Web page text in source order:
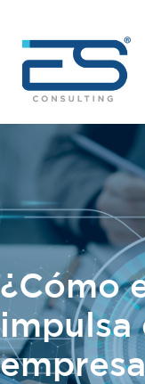
¿Cómo
impulsa